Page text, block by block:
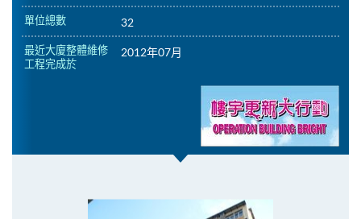
單位總數 32
最近大廈整體維修
工程完成於
2012年07月